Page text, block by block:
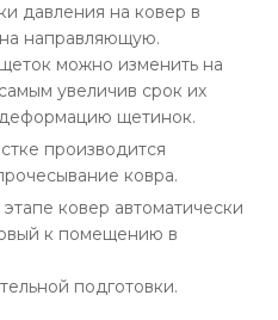
давления на ковер в
направляющую.
можно изменить на
увеличив срок их
щетинок.
производится
ковра.
ковер автоматически
к помещению в
подготовки.